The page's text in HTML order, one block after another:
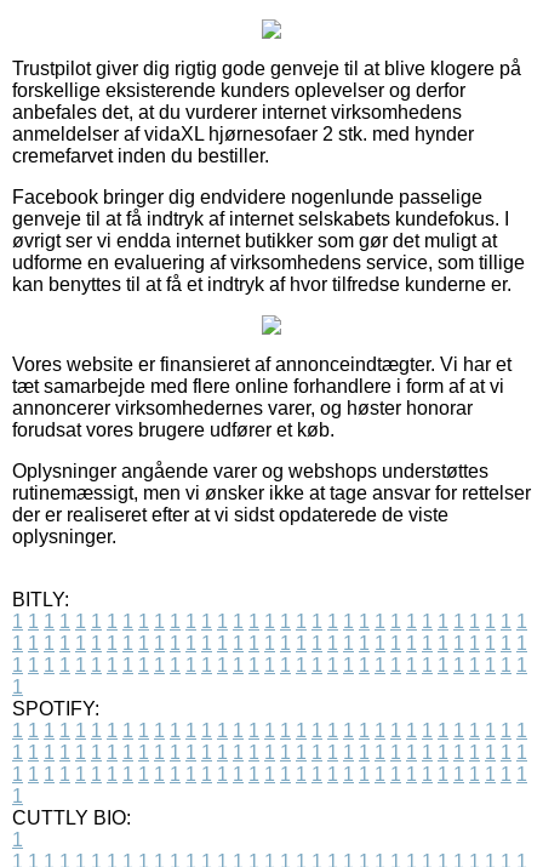
Trustpilot giver dig rigtig gode genveje til at blive klogere på
forskellige eksisterende kunders oplevelser og derfor
anbefales det, at du vurderer internet virksomhedens
anmeldelser af vidaXL hjørnesofaer 2 stk. med hynder
cremefarvet inden du bestiller.
Facebook bringer dig endvidere nogenlunde passelige
genveje til at få indtryk af internet selskabets kundefokus. I
øvrigt ser vi endda internet butikker som gør det muligt at
udforme en evaluering af virksomhedens service, som tillige
kan benyttes til at få et indtryk af hvor tilfredse kunderne er.
Vores website er finansieret af annonceindtægter. Vi har et
tæt samarbejde med flere online forhandlere i form af at vi
annoncerer virksomhedernes varer, og høster honorar
forudsat vores brugere udfører et køb.
Oplysninger angående varer og webshops understøttes
rutinemæssigt, men vi ønsker ikke at tage ansvar for rettelser
der er realiseret efter at vi sidst opdaterede de viste
oplysninger.
BITLY:
1 1 1 1 1 1 1 1 1 1 1 1 1 1 1 1 1 1 1 1 1 1 1 1 1 1 1 1 1 1 1 1 1
1 1 1 1 1 1 1 1 1 1 1 1 1 1 1 1 1 1 1 1 1 1 1 1 1 1 1 1 1 1 1 1 1
1 1 1 1 1 1 1 1 1 1 1 1 1 1 1 1 1 1 1 1 1 1 1 1 1 1 1 1 1 1 1 1 1
1
SPOTIFY:
1 1 1 1 1 1 1 1 1 1 1 1 1 1 1 1 1 1 1 1 1 1 1 1 1 1 1 1 1 1 1 1 1
1 1 1 1 1 1 1 1 1 1 1 1 1 1 1 1 1 1 1 1 1 1 1 1 1 1 1 1 1 1 1 1 1
1 1 1 1 1 1 1 1 1 1 1 1 1 1 1 1 1 1 1 1 1 1 1 1 1 1 1 1 1 1 1 1 1
1
CUTTLY BIO:
1
1 1 1 1 1 1 1 1 1 1 1 1 1 1 1 1 1 1 1 1 1 1 1 1 1 1 1 1 1 1 1 1 1